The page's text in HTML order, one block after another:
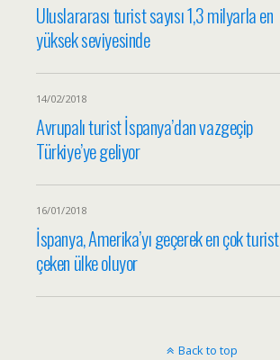
Uluslararası turist sayısı 1,3 milyarla en
yüksek seviyesinde
14/02/2018
Avrupalı turist İspanya’dan vazgeçip
Türkiye’ye geliyor
16/01/2018
İspanya, Amerika’yı geçerek en çok turist
çeken ülke oluyor
Back to top